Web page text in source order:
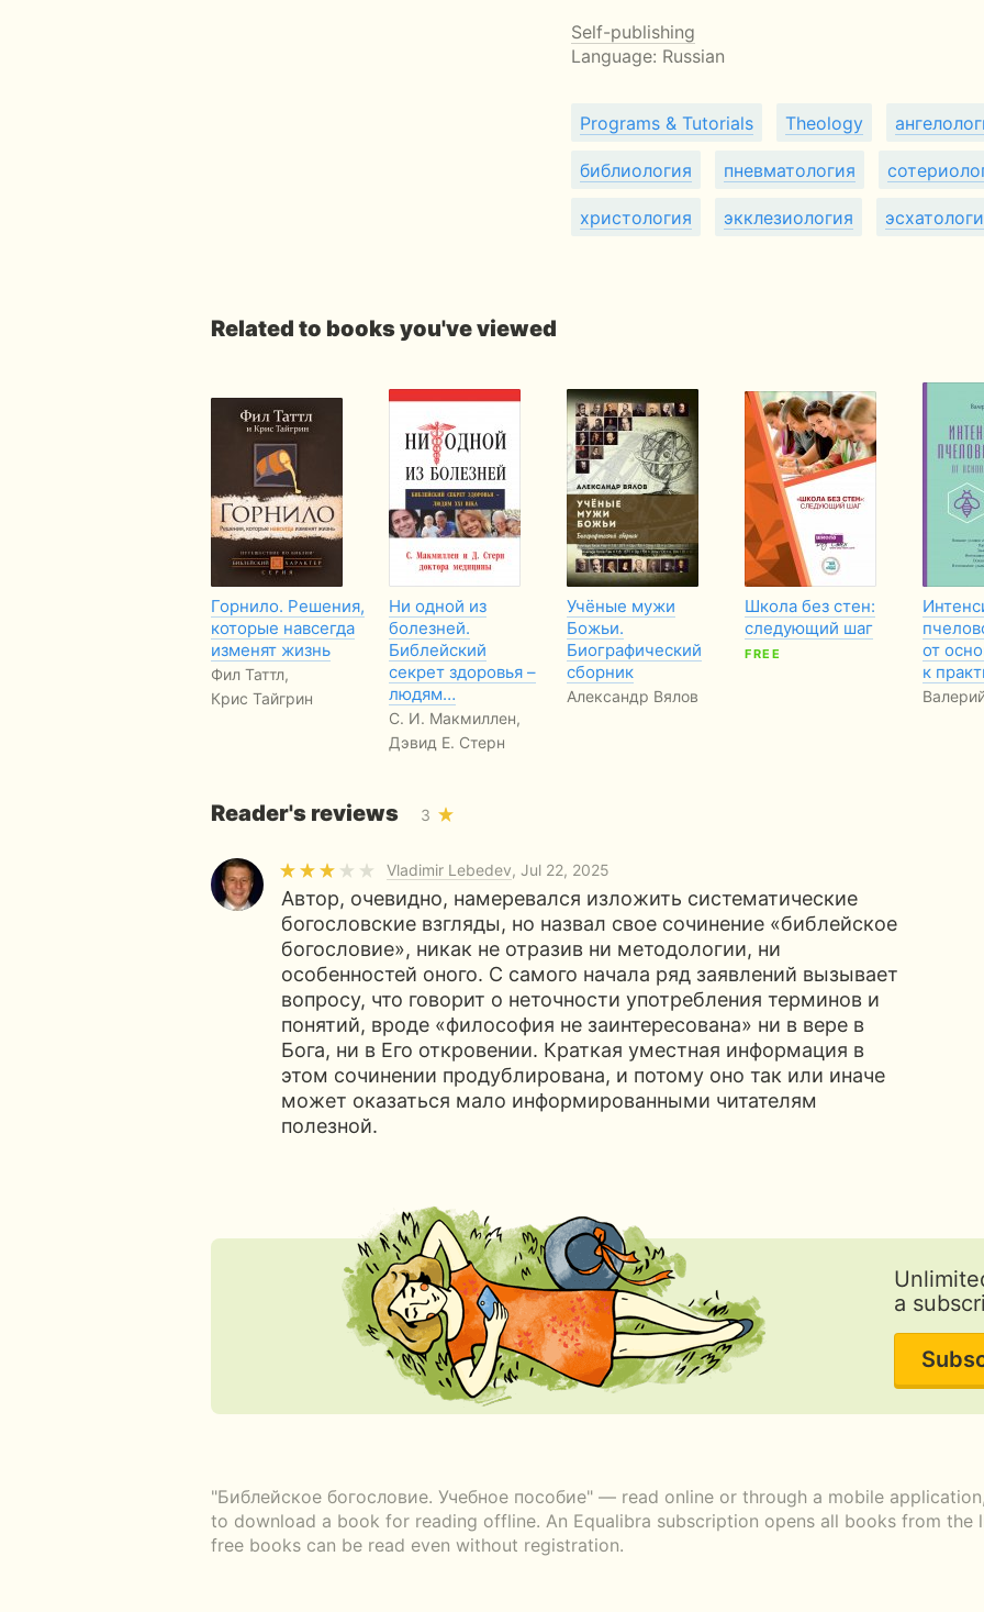
Self-publishing
Language: Russian
Programs & Tutorials Theology
библиология пневматология
христология экклезиология
Related to books you've viewed
Горнило. Решения,
которые навсегда
изменят жизнь
Фил Таттл,
Крис Тайгрин
Ни одной из
болезней.
Библейский
секрет здоровья –
людям…
С. И. Макмиллен,
Дэвид Е. Стерн
Учёные мужи
Божьи.
Биографический
сборник
Александр Вялов
Школа без стен:
следующий шаг
FREE
от
к
Reader's reviews 3
Vladimir Lebedev, Jul 22, 2025
Автор, очевидно, намеревался изложить систематические
богословские взгляды, но назвал свое сочинение «библейское
богословие», никак не отразив ни методологии, ни
особенностей оного. С самого начала ряд заявлений вызывает
вопросу, что говорит о неточности употребления терминов и
понятий, вроде «философия не заинтересована» ни в вере в
Бога, ни в Его откровении. Краткая уместная информация в
этом сочинении продублирована, и потому оно так или иначе
может оказаться мало информированными читателям
полезной.
a
"Библейское богословие. Учебное пособие" — read online or through a mobile
to download a book for reading offline. An Equalibra subscription opens all books from the
free books can be read even without registration.